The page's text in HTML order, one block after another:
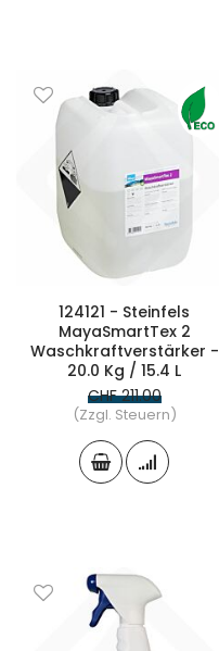
124121 - Steinfels
MayaSmartTex 2
Waschkraftverstärker -
20.0 Kg / 15.4 L
CHF 211.00
(Zzgl. Steuern)